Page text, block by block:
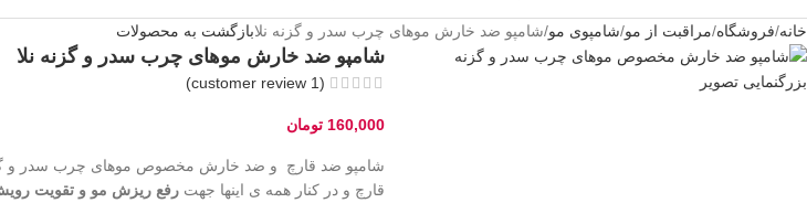
خانه فروشگاه مراقبت از مو شامپوی مو شامپو ضد خارش موهای چرب سدر و گزنه نلابازگشت به محصولات
بزرگنمایی تصویر
شامپو ضد خارش موهای چرب سدر و گزنه نلا
(
1
160,000 تومان
شامپو ضد قارچ و ضد خارش مخصوص موهای چرب سدر و
قارچ و در کنار همه ی اینها جهت رفع ریزش مو و تقویت